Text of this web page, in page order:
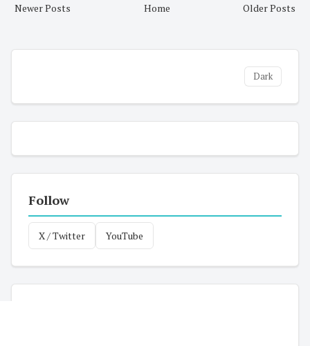
Newer Posts Older Posts
Home
Dark
Follow
X / Twitter YouTube